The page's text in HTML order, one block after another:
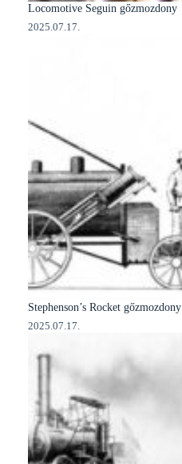
Locomotive Seguin gőzmozdony
2025.07.17.
Stephenson’s Rocket gőzmozdony
2025.07.17.